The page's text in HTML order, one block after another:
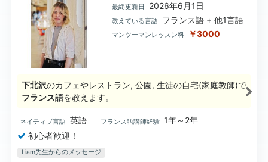
最終更新日 2026年6月1日
教えている言語 フランス語 + 他1言語
マンツーマンレッスン料 ￥3000
下北沢のカフェやレストラン, 公園, 生徒の自宅(家庭教師)で
フランス語を教えます。
ネイティブ言語 英語 フランス語講師経験 1年～2年
初心者歓迎！
Liam先生からのメッセージ